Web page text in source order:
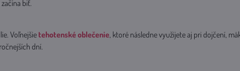
biť.
Voľnejšie tehotenské oblečenie, ktoré následne využijete aj pri dojčení,
dní.